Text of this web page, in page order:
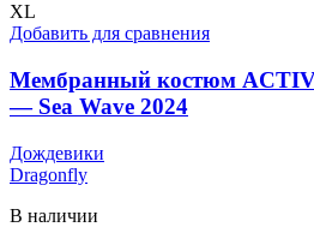
выбрать
странице
товара.
XL
Добавить для сравнения
Мембранный костюм
— Sea Wave 2024
Дождевики
Dragonfly
В наличии